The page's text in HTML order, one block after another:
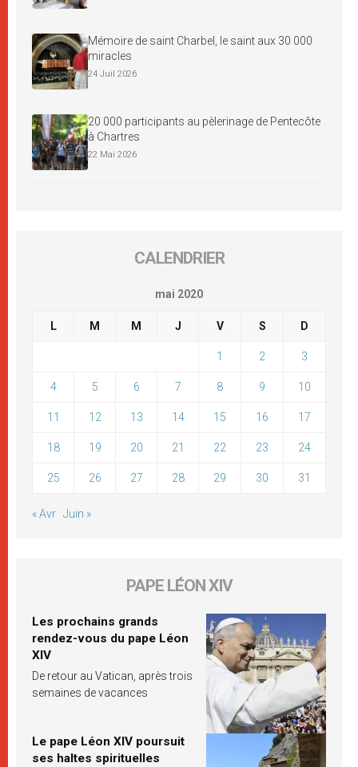
Mémoire de saint Charbel, le saint aux 30 000
miracles
24 Juil 2026
20 000 participants au pèlerinage de Pentecôte
à Chartres
22 Mai 2026
CALENDRIER
mai 2020
L M M J V S D
1 2 3
4 5 6 7 8 9 10
11 12 13 14 15 16 17
18 19 20 21 22 23 24
25 26 27 28 29 30 31
« Avr Juin »
PAPE LÉON XIV
Les prochains grands
rendez-vous du pape Léon
XIV
De retour au Vatican, après trois
semaines de vacances
Le pape Léon XIV poursuit
ses haltes spirituelles